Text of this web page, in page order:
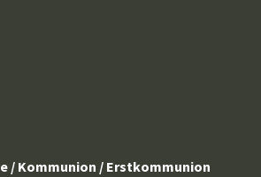
/ Kommunion / Erstkommunion